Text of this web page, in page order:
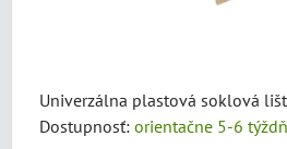
Univerzálna plastová soklová
Dostupnosť: orientačne 5-6